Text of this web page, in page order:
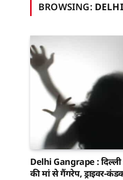
BROWSING:
Delhi Gangrape : दिल्ली
की मां से गैंगरेप, ड्राइवर-